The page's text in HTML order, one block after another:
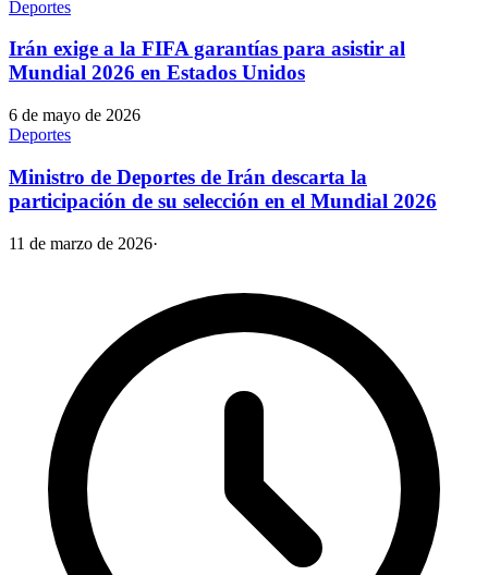
Deportes
Irán exige a la FIFA garantías para asistir al
Mundial 2026 en Estados Unidos
6 de mayo de 2026
Deportes
Ministro de Deportes de Irán descarta la
participación de su selección en el Mundial 2026
11 de marzo de 2026·